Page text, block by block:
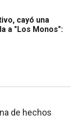
cayó una
a "Los Monos":
de hechos